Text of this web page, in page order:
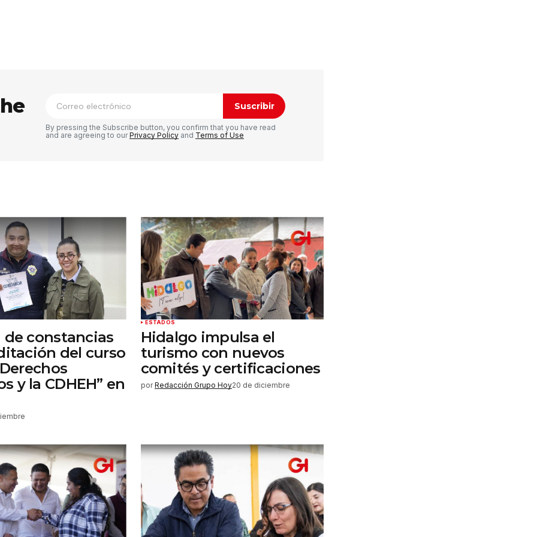
la
Suscribir
By pressing the Subscribe button, you confirm that you have read
and are agreeing to ourPrivacy Policy and Terms of Use
de constancias
del curso
y la CDHEH” en
ESTADOS
Hidalgo impulsa el
turismo con nuevos
comités y certificaciones
por Redacción Grupo Hoy20 de diciembre